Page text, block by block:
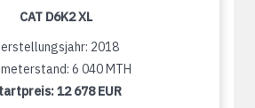
CAT D6K2 XL
2018
6 040 MTH
12 678 EUR